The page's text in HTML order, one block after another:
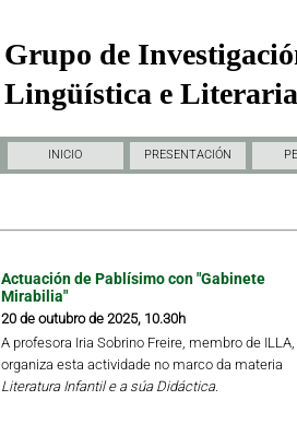
Grupo de
Lingüística e
INICIO PRESENTACIÓN
Actuación de Pablísimo con "Gabinete
Mirabilia"
20 de outubro de 2025, 10.30h
A profesora Iria Sobrino Freire, membro de ILLA,
organiza esta actividade no marco da materia
Literatura Infantil e a súa Didáctica.